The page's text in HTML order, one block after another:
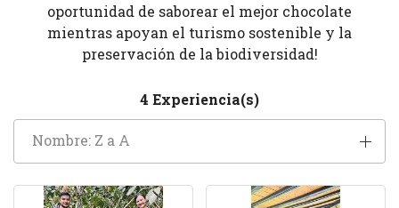
oportunidad de saborear el mejor chocolate
mientras apoyan el turismo sostenible y la
preservación de la biodiversidad!
4 Experiencia(s)
Nombre: Z a A